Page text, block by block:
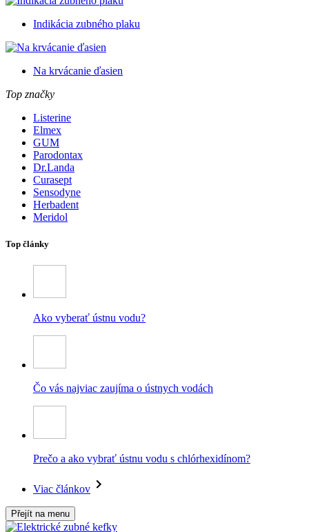
Indikácia zubného plaku
Na krvácanie ďasien
Top značky
Listerine
Elmex
GUM
Parodontax
Dr.Landa
Curasept
Sensodyne
Herbadent
Meridol
Top články
Ako vyberať ústnu vodu?
Čo vás najviac zaujíma o ústnych vodách
Prečo a ako vybrať ústnu vodu s chlórhexidínom?
Viac článkov
Přejít na menu